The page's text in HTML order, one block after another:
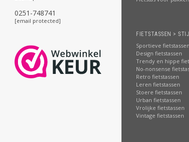
0251-748741
[email protected]
FIETSTASSEN >
Sportieve fietstassen
Design fietstassen
Trendy en hippe
No-nonsense
Retro fietstassen
Leren fietstassen
Stoere fietstassen
Urban fietstassen
Vrolijke fietstassen
Vintage fietstassen